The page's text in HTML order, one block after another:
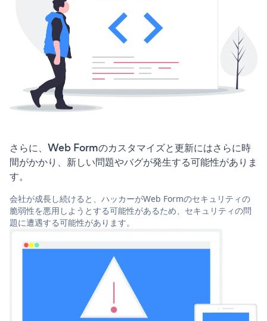
さらに、Web Formのカスタマイズと更新にはさらに時
間がかかり、新しい問題やバグが発生する可能性がありま
す。
会社が成長し続けると、ハッカーがWeb Formのセキュリティの
脆弱性を悪用しようとする可能性があるため、セキュリティの問
題に遭遇する可能性があります。